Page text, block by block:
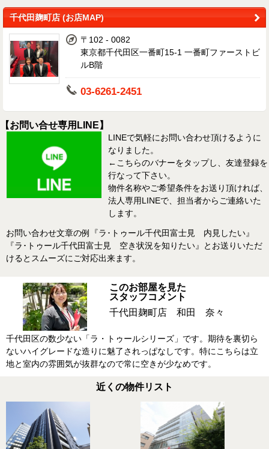
千代田麹町店 (お店MAP)
〒102 - 0082
東京都千代田区一番町15-1 一番町ファーストビ
ルB階
03-6261-2451
【お問い合せ専用LINE】
LINEで気軽にお問い合わせ頂けるように
なりました。
←こちらのバナーをタップし、友達登録を
行なって下さい。
物件名称やご希望条件をお送り頂ければ、
法人専用LINEで、担当者からご連絡いた
します。
お問い合わせ文章の例『ラ･トゥール千代田富士見 内見したい』
『ラ･トゥール千代田富士見 空き状況を知りたい』とお送りいただ
けるとスムーズにご対応出来ます。
このお部屋を見た
スタッフコメント
千代田麹町店 和田 奈々
千代田区の数少ない「ラ・トゥールシリーズ」です。期待を裏切ら
ないハイグレードな造りに魅了されっぱなしです。特にこちらは立
地と室内の雰囲気が抜群なので常に空きが少なめです。
近くの物件リスト